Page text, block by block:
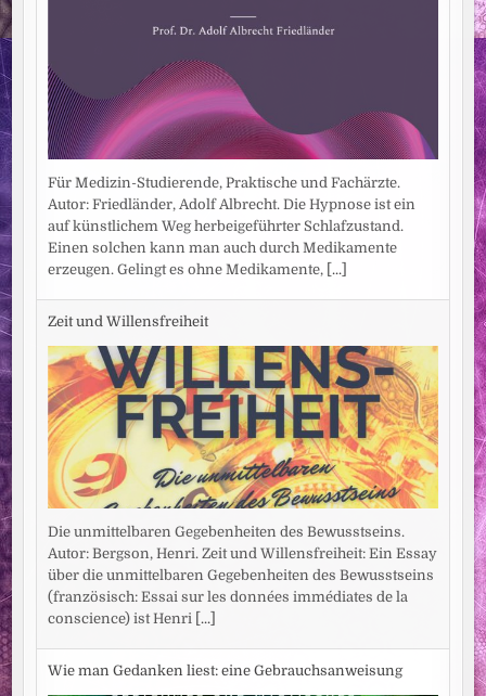
Für Medizin-Studierende, Praktische und Fachärzte.
Autor: Friedländer, Adolf Albrecht. Die Hypnose ist ein
auf künstlichem Weg herbeigeführter Schlafzustand.
Einen solchen kann man auch durch Medikamente
erzeugen. Gelingt es ohne Medikamente, [...]
Zeit und Willensfreiheit
Die unmittelbaren Gegebenheiten des Bewusstseins.
Autor: Bergson, Henri. Zeit und Willensfreiheit: Ein Essay
über die unmittelbaren Gegebenheiten des Bewusstseins
(französisch: Essai sur les données immédiates de la
conscience) ist Henri [...]
Wie man Gedanken liest: eine Gebrauchsanweisung